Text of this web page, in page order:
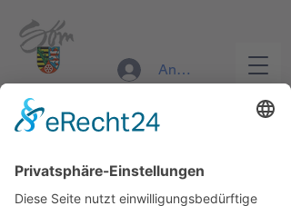
Anmelden
Veranstaltungen ansehen
Rettungsdienst Sömmerda
nilstuerpitz@googlemail.com